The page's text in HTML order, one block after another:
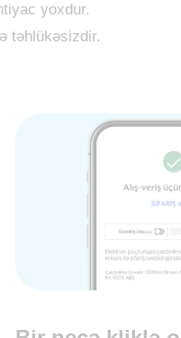
yoxdur.
təhlükəsizdir.